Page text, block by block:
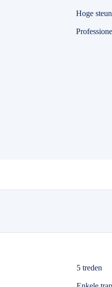
Hoge
5 treden